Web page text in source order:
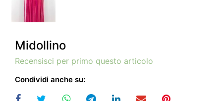
Midollino
Recensisci per primo questo articolo
Condividi anche su: